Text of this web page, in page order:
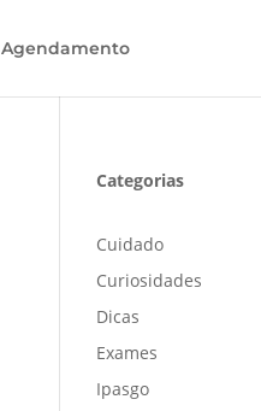
Agendamento
Categorias
Cuidado
Curiosidades
Dicas
Exames
Ipasgo